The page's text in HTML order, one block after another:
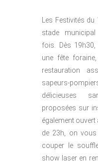
Les Festivités
stade
fois. Dès
une fête
restauration
sapeurs-
délicieuses
proposées sur
également
de 23h, on
couper le
show laser en